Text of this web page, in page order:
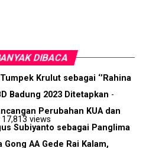
DIBACA
Krulut sebagai ‘’Rahina
Badung 2023 Ditetapkan -
Perubahan KUA dan
views
Subiyanto sebagai Panglima
AA Gede Rai Kalam,